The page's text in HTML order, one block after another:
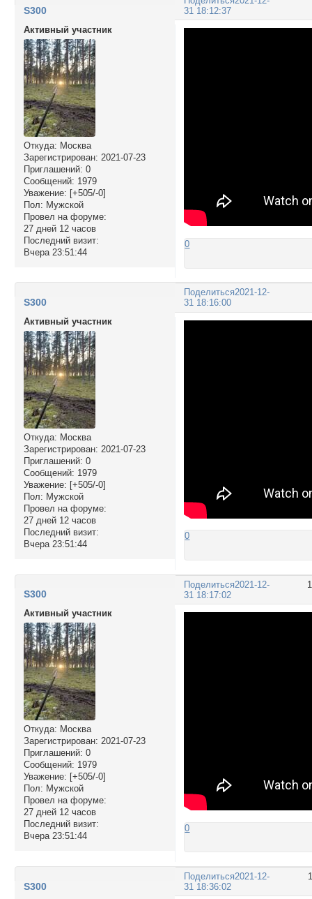
31 18:12:37
S300
Активный участник
Откуда: Москва
Зарегистрирован: 2021-07-23
Приглашений: 0
Сообщений: 1979
Уважение: [+505/-0]
Пол: Мужской
Провел на форуме:
27 дней 12 часов
Последний визит:
Вчера 23:51:44
0
Поделиться2021-12-
31 18:16:00
S300
Активный участник
Откуда: Москва
Зарегистрирован: 2021-07-23
Приглашений: 0
Сообщений: 1979
Уважение: [+505/-0]
Пол: Мужской
Провел на форуме:
27 дней 12 часов
Последний визит:
Вчера 23:51:44
0
Поделиться2021-12-
31 18:17:02
S300
Активный участник
Откуда: Москва
Зарегистрирован: 2021-07-23
Приглашений: 0
Сообщений: 1979
Уважение: [+505/-0]
Пол: Мужской
Провел на форуме:
27 дней 12 часов
Последний визит:
Вчера 23:51:44
0
Поделиться2021-12-
31 18:36:02
S300